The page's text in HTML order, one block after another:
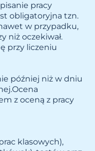
pracy
obligatoryjna tzn.
w przypadku,
niż oczekiwał.
przy liczeniu
później niż w dniu
z oceną z pracy
klasowych),